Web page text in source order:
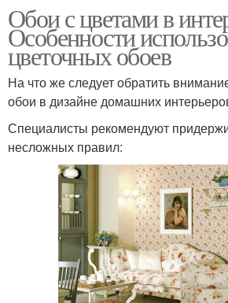
Обои с цветами в
Особенности
цветочных обоев
На что же следует обратить
обои в дизайне домашних
Специалисты рекомендуют
несложных правил: